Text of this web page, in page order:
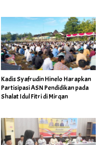
Kadis Syafrudin Hinelo Harapkan
Partisipasi ASN Pendidikan pada
Shalat Idul Fitri di Mirqan